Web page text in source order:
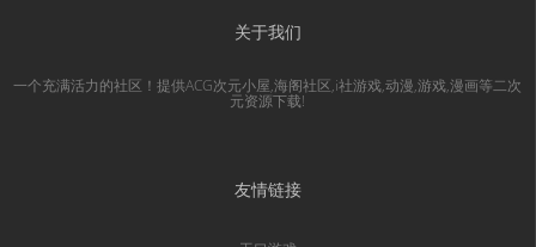
关于我们
一个充满活力的社区！提供ACG次元小屋,海阁社区,i社游戏,动漫,游戏,漫画等二次
元资源下载!
友情链接